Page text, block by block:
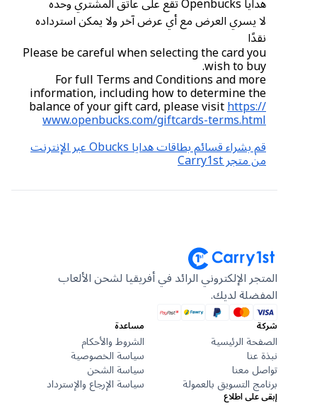
لا يسري العرض مع أي عرض آخر ولا يمكن استرداده
Please be careful when selecting the card you
wish to buy.
For full Terms and Conditions and more
information, including how to determine the
balance of your gift card, please visithttps://
www.openbucks.com/giftcards-terms.html
قم بشراء قسائم بطاقات هدايا Obucks عبر الإنترنت
من متجر Carry1st
المتجر الإلكتروني الرائد في أفريقيا لشحن الألعاب
المفضلة لديك.
الصفحة الرئيسية
نبذة عنا
تواصل معنا
برنامج التسويق بالعمولة
مساعدة
الشروط والأحكام
سياسة الخصوصية
سياسة الشحن
سياسة الإرجاع والإسترداد
إبقى على اطلاع